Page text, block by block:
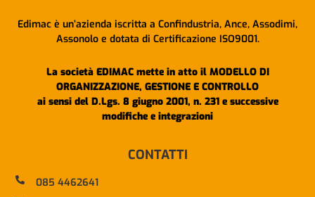
Edimac è un’azienda iscritta a Confindustria, Ance, Assodimi,
Assonolo e dotata di Certificazione ISO9001.
La società EDIMAC mette in atto il MODELLO DI
ORGANIZZAZIONE, GESTIONE E CONTROLLO
ai sensi del D.Lgs. 8 giugno 2001, n. 231 e successive
modifiche e integrazioni
CONTATTI
085 4462641